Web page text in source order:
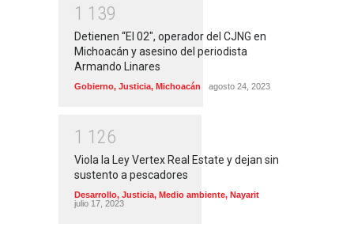
1 1 39
Detienen “El 02″, operador del CJNG en
Michoacán y asesino del periodista
Armando Linares
Gobierno, Justicia, Michoacán agosto 24, 2023
1 1 26
Viola la Ley Vertex Real Estate y dejan sin
sustento a pescadores
Desarrollo, Justicia, Medio ambiente, Nayarit
julio 17, 2023